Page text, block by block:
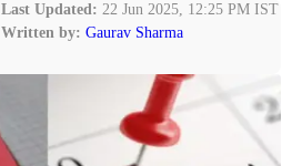
Last Updated: 22 Jun 2025, 12:25 PM IST
Written by: Gaurav Sharma